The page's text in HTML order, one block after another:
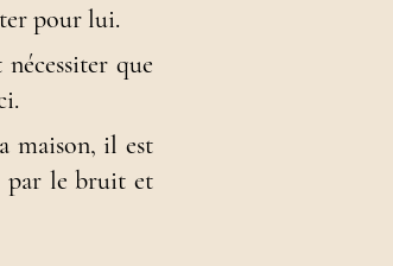
pour lui.
que
.
maison, il est
par le bruit et